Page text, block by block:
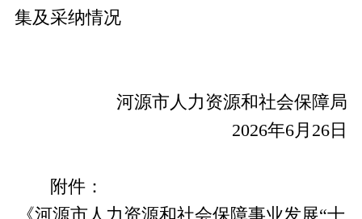
集及采纳情况
河源市人力资源和社会保障局
2026年6月26日
附件：
《河源市人力资源和社会保障事业发展“十